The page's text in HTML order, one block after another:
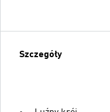
Szczegóły